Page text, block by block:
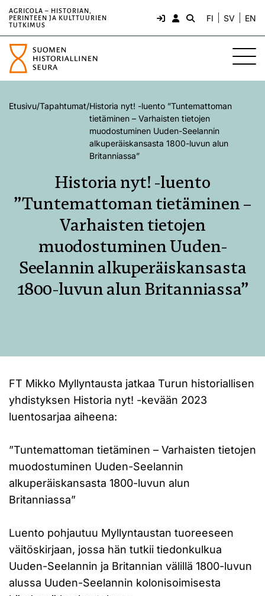
AGRICOLA – HISTORIAN,
PERINTEEN JA KULTTUURIEN
TUTKIMUS
FI SV EN
Etusivu/Tapahtumat/Historia nyt! -luento ”Tuntemattoman
tietäminen – Varhaisten tietojen
muodostuminen Uuden-Seelannin
alkuperäiskansasta 1800-luvun alun
Britanniassa”
Historia nyt! -luento
”Tuntemattoman tietäminen –
Varhaisten tietojen
muodostuminen Uuden-
Seelannin alkuperäiskansasta
1800-luvun alun Britanniassa”
FT Mikko Myllyntausta jatkaa Turun historiallisen
yhdistyksen Historia nyt! -kevään 2023
luentosarjaa aiheena:
”Tuntemattoman tietäminen – Varhaisten tietojen
muodostuminen Uuden-Seelannin
alkuperäiskansasta 1800-luvun alun
Britanniassa”
Luento pohjautuu Myllyntaustan tuoreeseen
väitöskirjaan, jossa hän tutkii tiedonkulkua
Uuden-Seelannin ja Britannian välillä 1800-luvun
alussa Uuden-Seelannin kolonisoimisesta